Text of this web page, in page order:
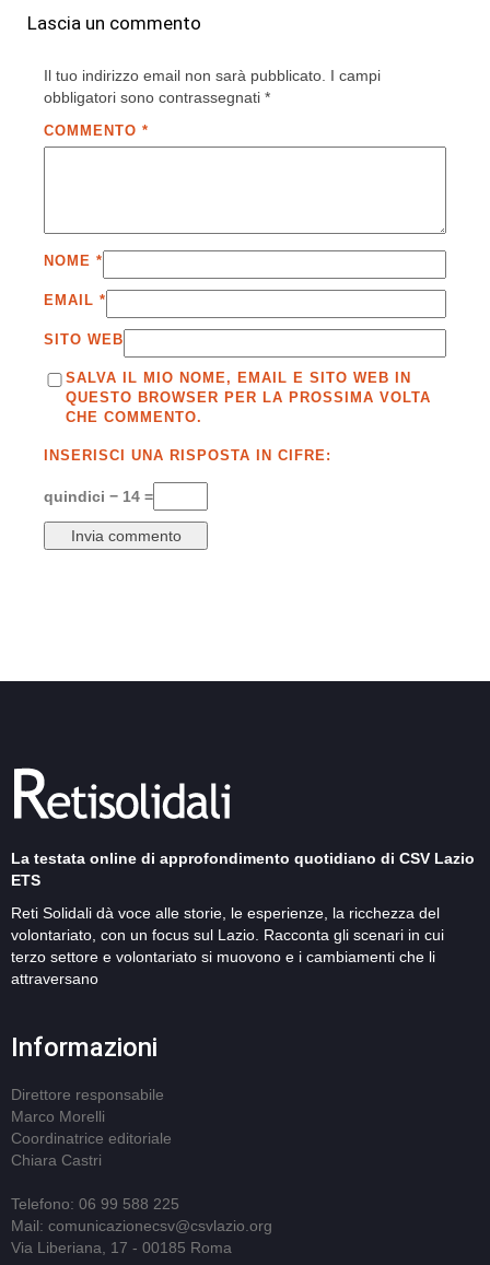
Lascia un commento
Il tuo indirizzo email non sarà pubblicato. I campi
obbligatori sono contrassegnati *
COMMENTO *
NOME *
EMAIL *
SITO WEB
SALVA IL MIO NOME, EMAIL E SITO WEB IN
QUESTO BROWSER PER LA PROSSIMA VOLTA
CHE COMMENTO.
INSERISCI UNA RISPOSTA IN CIFRE:
quindici − 14 =
La testata online di approfondimento quotidiano di CSV Lazio
ETS
Reti Solidali dà voce alle storie, le esperienze, la ricchezza del
volontariato, con un focus sul Lazio. Racconta gli scenari in cui
terzo settore e volontariato si muovono e i cambiamenti che li
attraversano
Informazioni
Direttore responsabile
Marco Morelli
Coordinatrice editoriale
Chiara Castri
Telefono: 06 99 588 225
Mail: comunicazionecsv@csvlazio.org
Via Liberiana, 17 - 00185 Roma